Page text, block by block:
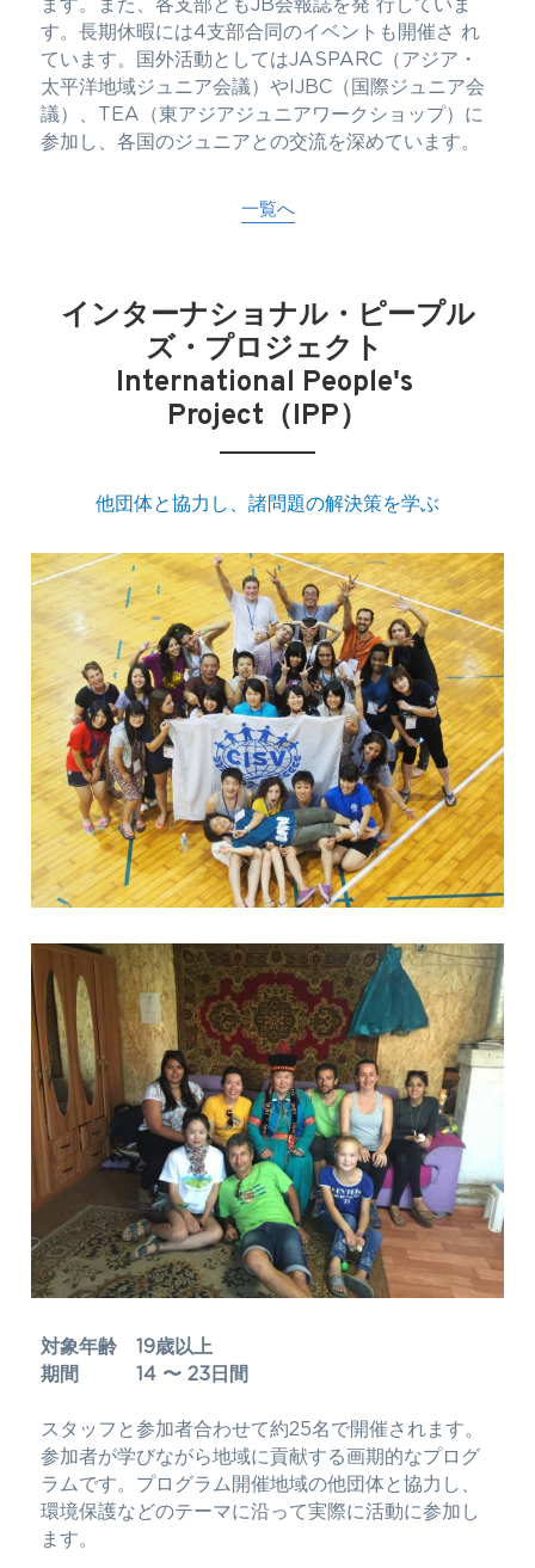
ます。また、各支部ともJB会報誌を発 行していま
す。長期休暇には4支部合同のイベントも開催さ れ
ています。国外活動としてはJASPARC（アジア・
太平洋地域ジュニア会議）やIJBC（国際ジュニア会
議）、TEA（東アジアジュニアワークショップ）に
参加し、各国のジュニアとの交流を深めています。
一覧へ
インターナショナル・ピープル
ズ・プロジェクト
International People's
Project（IPP）​
他団体と協力し、諸問題の解決策を学ぶ
対象年齢　19歳以上
期間　　　14 〜 23日間
スタッフと参加者合わせて約25名で開催されます。
参加者が学びながら地域に貢献する画期的なプログ
ラムです。プログラム開催地域の他団体と協力し、
環境保護などのテーマに沿って実際に活動に参加し
ます。